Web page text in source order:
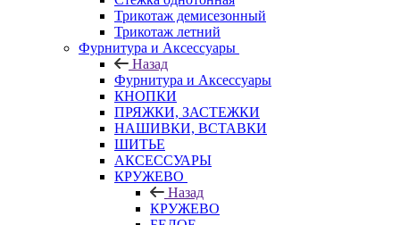
Трикотаж демисезонный
Трикотаж летний
Фурнитура и Аксессуары
Назад
Фурнитура и Аксессуары
КНОПКИ
ПРЯЖКИ, ЗАСТЕЖКИ
НАШИВКИ, ВСТАВКИ
ШИТЬЕ
АКСЕССУАРЫ
КРУЖЕВО
Назад
КРУЖЕВО